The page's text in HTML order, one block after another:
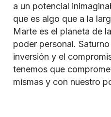
a un potencial
que es algo que a la
Marte es el planeta de
poder personal.
inversión y el
tenemos que
mismas y con nuestro